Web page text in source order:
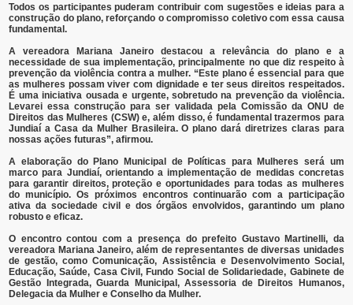
Todos os participantes puderam contribuir com sugestões e ideias para a
construção do plano, reforçando o compromisso coletivo com essa causa
fundamental.
A vereadora Mariana Janeiro destacou a relevância do plano e a
necessidade de sua implementação, principalmente no que diz respeito à
prevenção da violência contra a mulher. “Este plano é essencial para que
as mulheres possam viver com dignidade e ter seus direitos respeitados.
É uma iniciativa ousada e urgente, sobretudo na prevenção da violência.
Levarei essa construção para ser validada pela Comissão da ONU de
Direitos das Mulheres (CSW) e, além disso, é fundamental trazermos para
Jundiaí a Casa da Mulher Brasileira. O plano dará diretrizes claras para
nossas ações futuras”, afirmou.
A elaboração do Plano Municipal de Políticas para Mulheres será um
marco para Jundiaí, orientando a implementação de medidas concretas
para garantir direitos, proteção e oportunidades para todas as mulheres
do município. Os próximos encontros continuarão com a participação
ativa da sociedade civil e dos órgãos envolvidos, garantindo um plano
robusto e eficaz.
O encontro contou com a presença do prefeito Gustavo Martinelli, da
vereadora Mariana Janeiro, além de representantes de diversas unidades
de gestão, como Comunicação, Assistência e Desenvolvimento Social,
Educação, Saúde, Casa Civil, Fundo Social de Solidariedade, Gabinete de
Gestão Integrada, Guarda Municipal, Assessoria de Direitos Humanos,
Delegacia da Mulher e Conselho da Mulher.